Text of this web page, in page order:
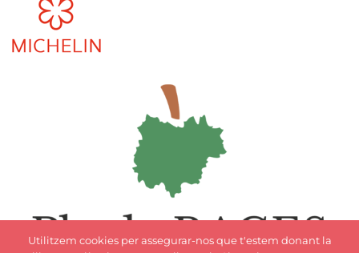
Utilitzem cookies per assegurar-nos que t'estem donant la